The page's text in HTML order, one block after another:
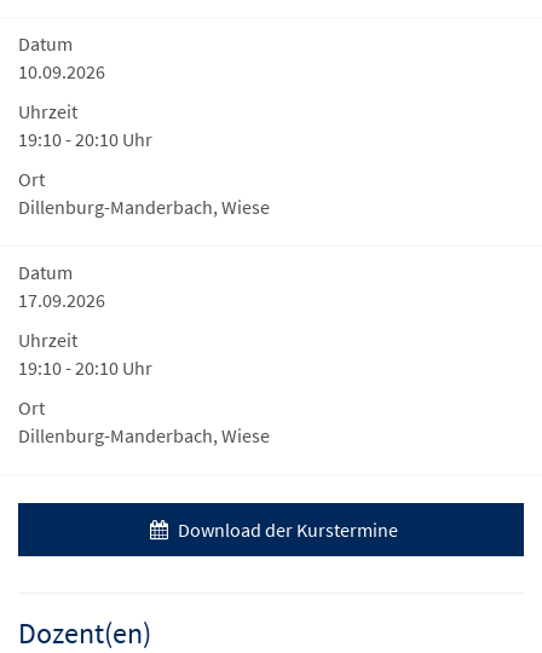
Datum
10.09.2026
Uhrzeit
19:10 - 20:10 Uhr
Ort
Dillenburg-Manderbach, Wiese
Datum
17.09.2026
Uhrzeit
19:10 - 20:10 Uhr
Ort
Dillenburg-Manderbach, Wiese
Download der Kurstermine
Dozent(en)